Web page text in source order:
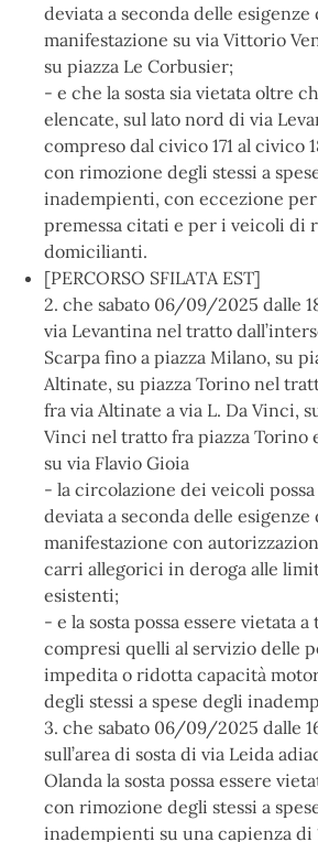
deviata a seconda delle esigenze
manifestazione su via Vittorio
su piazza Le Corbusier;
- e che la sosta sia vietata oltre
elencate, sul lato nord di via
compreso dal civico 171 al civico
con rimozione degli stessi a
inadempienti, con eccezione
premessa citati e per i veicoli di
domicilianti.
[PERCORSO SFILATA EST]
2. che sabato 06/09/2025 dalle
via Levantina nel tratto
Scarpa fino a piazza Milano, su
Altinate, su piazza Torino nel
fra via Altinate a via L. Da Vinci,
Vinci nel tratto fra piazza Torino
su via Flavio Gioia
- la circolazione dei veicoli possa
deviata a seconda delle esigenze
manifestazione con
carri allegorici in deroga alle
esistenti;
- e la sosta possa essere vietata
compresi quelli al servizio delle
impedita o ridotta capacità
degli stessi a spese degli
3. che sabato 06/09/2025 dalle
sull’area di sosta di via Leida
Olanda la sosta possa essere
con rimozione degli stessi a
inadempienti su una capienza di